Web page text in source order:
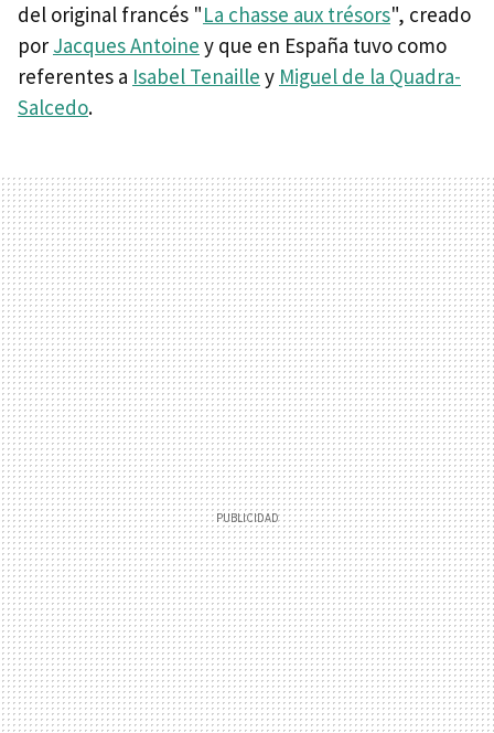
del original francés "La chasse aux trésors", creado
por Jacques Antoine y que en España tuvo como
referentes a Isabel Tenaille y Miguel de la Quadra-
Salcedo.